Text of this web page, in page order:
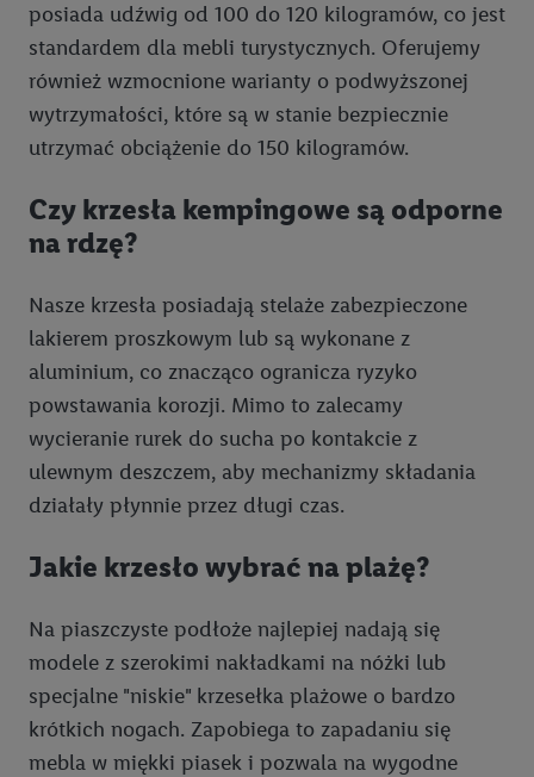
posiada udźwig od 100 do 120 kilogramów, co jest
standardem dla mebli turystycznych. Oferujemy
również wzmocnione warianty o podwyższonej
wytrzymałości, które są w stanie bezpiecznie
utrzymać obciążenie do 150 kilogramów.
Czy krzesła kempingowe są odporne
na rdzę?
Nasze krzesła posiadają stelaże zabezpieczone
lakierem proszkowym lub są wykonane z
aluminium, co znacząco ogranicza ryzyko
powstawania korozji. Mimo to zalecamy
wycieranie rurek do sucha po kontakcie z
ulewnym deszczem, aby mechanizmy składania
działały płynnie przez długi czas.
Jakie krzesło wybrać na plażę?
Na piaszczyste podłoże najlepiej nadają się
modele z szerokimi nakładkami na nóżki lub
specjalne "niskie" krzesełka plażowe o bardzo
krótkich nogach. Zapobiega to zapadaniu się
mebla w miękki piasek i pozwala na wygodne
Kliknięcie w przycisk "Odrzuć" powoduje, że aktywne są
wyłącznie technicznie niezbędne technologie. Klikając
"Zgadzam się", użytkownik wyraża zgodę na przetwarzanie
danych we wszystkich wyżej wymienionych celach, w tym na
współpracę ze wszystkimi wymienionymi partnerami. Dalsze
cofnięcia zgody w dowolnym momencie ze skutkiem na
przyszłość, można znaleźć w naszej
sekcji "Dostosuj" możesz wyrazić zgodę na poszczególne cele
wykorzystania danych oraz dla partnerów ; dotyczy to również
celów i funkcji wymienionych poniżej w formie słów
kluczowych w kontekście korzystania z IAB TCF do celów
reklamowych i pomiaru wydajności:
Zapewnienie bezpieczeństwa, zapobieganie i wykrywanie
oszustw oraz rozwiązywanie problemów, dostarczanie i
z różnych źródeł, łączenie różnych urządzeń, identyfikacja
urządzeń na podstawie automatycznie przesyłanych
informacji, mierzenie sukcesu kampanii reklamowych za
pośrednictwem TTD oraz wykorzystanie opartej na
telekomunikacji technologii Utiq do marketingu cyfrowego i:
wykorzystywanie dokładnych danych lokalizacyjnych, analiza
grup docelowych na podstawie statystyk lub łączenia danych
z różnych źródeł, opracowywanie i ulepszanie ofert, pomiar